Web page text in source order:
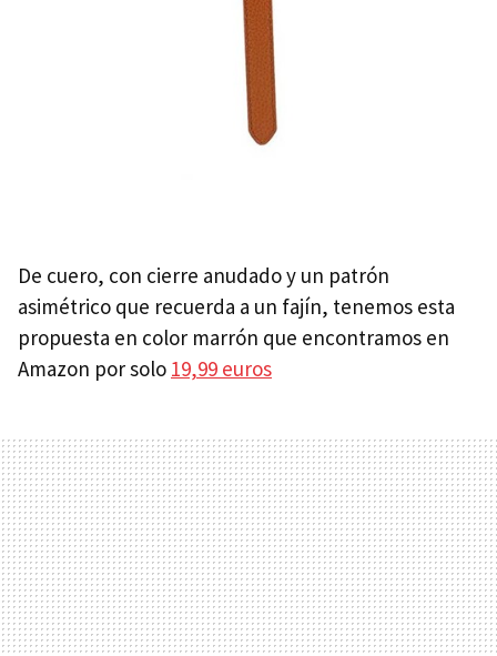
De cuero, con cierre anudado y un patrón
asimétrico que recuerda a un fajín, tenemos esta
propuesta en color marrón que encontramos en
Amazon por solo 19,99 euros